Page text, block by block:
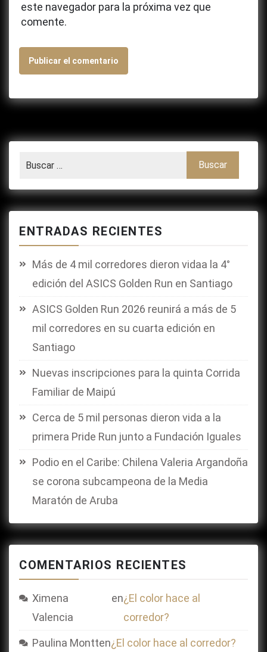
este navegador para la próxima vez que
comente.
ENTRADAS RECIENTES
Más de 4 mil corredores dieron vidaa la 4°
edición del ASICS Golden Run en Santiago
ASICS Golden Run 2026 reunirá a más de 5
mil corredores en su cuarta edición en
Santiago
Nuevas inscripciones para la quinta Corrida
Familiar de Maipú
Cerca de 5 mil personas dieron vida a la
primera Pride Run junto a Fundación Iguales
Podio en el Caribe: Chilena Valeria Argandoña
se corona subcampeona de la Media
Maratón de Aruba
COMENTARIOS RECIENTES
Ximena
Valencia
en¿El color hace al
corredor?
Paulina Montten¿El color hace al corredor?